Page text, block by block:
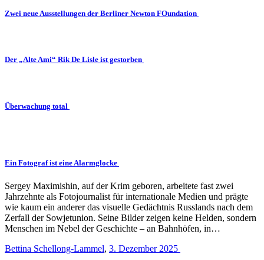
Zwei neue Ausstellungen der Berliner Newton FOundation
Der „Alte Ami“ Rik De Lisle ist gestorben
Überwachung total
Ein Fotograf ist eine Alarmglocke
Sergey Maximishin, auf der Krim geboren, arbeitete fast zwei
Jahrzehnte als Fotojournalist für internationale Medien und prägte
wie kaum ein anderer das visuelle Gedächtnis Russlands nach dem
Zerfall der Sowjetunion. Seine Bilder zeigen keine Helden, sondern
Menschen im Nebel der Geschichte – an Bahnhöfen, in…
Bettina Schellong-Lammel, 3. Dezember 2025